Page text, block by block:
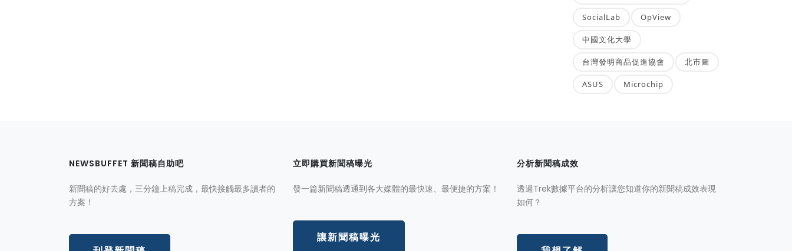
SocialLab OpView
中國文化大學
台灣發明商品促進協會 北市圖
ASUS Microchip
NEWSBUFFET 新聞稿自助吧
新聞稿的好去處，三分鐘上稿完成，最快接觸最多讀者的
方案！
立即購買新聞稿曝光
發一篇新聞稿透通到各大媒體的最快速、最便捷的方案！
讓新聞稿曝光
分析新聞稿成效
透過Trek數據平台的分析讓您知道你的新聞稿成效表現
如何？